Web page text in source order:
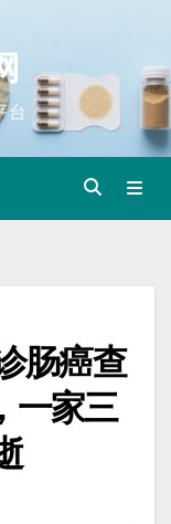
台
肠癌查
一家三